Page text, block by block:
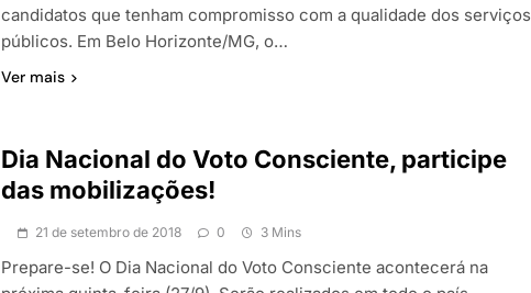
candidatos que tenham compromisso com a qualidade dos serviços
públicos. Em Belo Horizonte/MG, o…
Ver mais
Dia Nacional do Voto Consciente, participe
das mobilizações!
21 de setembro de 2018 0 3 Mins
Prepare-se! O Dia Nacional do Voto Consciente acontecerá na